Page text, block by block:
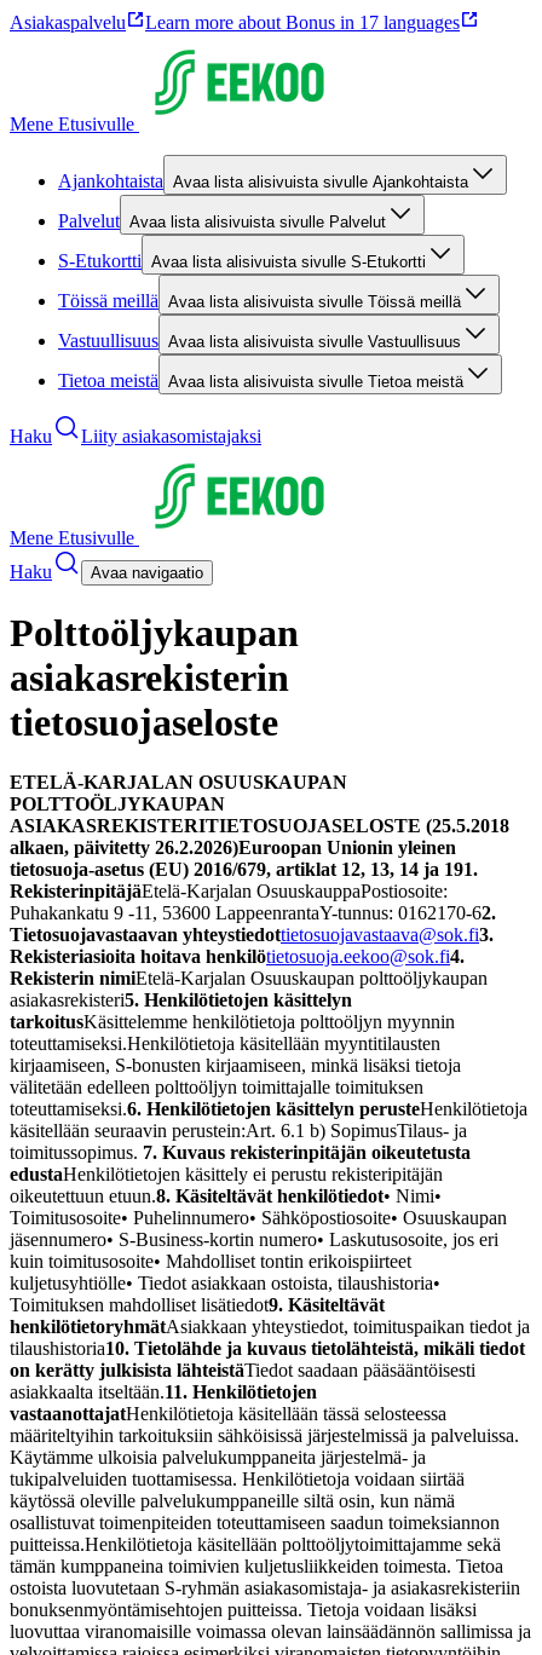
Asiakaspalvelu Learn more about Bonus in 17 languages
Mene Etusivulle
Ajankohtaista Avaa lista alisivuista sivulle Ajankohtaista
Palvelut Avaa lista alisivuista sivulle Palvelut
S-Etukortti Avaa lista alisivuista sivulle S-Etukortti
Töissä meillä Avaa lista alisivuista sivulle Töissä meillä
Vastuullisuus Avaa lista alisivuista sivulle Vastuullisuus
Tietoa meistä Avaa lista alisivuista sivulle Tietoa meistä
Haku Liity asiakasomistajaksi
Mene Etusivulle
Haku
Avaa navigaatio
Polttoöljykaupan
asiakasrekisterin
tietosuojaseloste
ETELÄ-KARJALAN OSUUSKAUPAN
POLTTOÖLJYKAUPAN
ASIAKASREKISTERITIETOSUOJASELOSTE (25.5.2018
alkaen, päivitetty 26.2.2026)Euroopan Unionin yleinen
tietosuoja-asetus (EU) 2016/679, artiklat 12, 13, 14 ja 191.
RekisterinpitäjäEtelä-Karjalan OsuuskauppaPostiosoite:
Puhakankatu 9 -11, 53600 LappeenrantaY-tunnus: 0162170-62.
Tietosuojavastaavan yhteystiedottietosuojavastaava@sok.fi3.
Rekisteriasioita hoitava henkilötietosuoja.eekoo@sok.fi4.
Rekisterin nimiEtelä-Karjalan Osuuskaupan polttoöljykaupan
asiakasrekisteri5. Henkilötietojen käsittelyn
tarkoitusKäsittelemme henkilötietoja polttoöljyn myynnin
toteuttamiseksi.Henkilötietoja käsitellään myyntitilausten
kirjaamiseen, S-bonusten kirjaamiseen, minkä lisäksi tietoja
välitetään edelleen polttoöljyn toimittajalle toimituksen
toteuttamiseksi.6. Henkilötietojen käsittelyn perusteHenkilötietoja
käsitellään seuraavin perustein:Art. 6.1 b) SopimusTilaus- ja
toimitussopimus. 7. Kuvaus rekisterinpitäjän oikeutetusta
edustaHenkilötietojen käsittely ei perustu rekisteripitäjän
oikeutettuun etuun.8. Käsiteltävät henkilötiedot• Nimi•
Toimitusosoite• Puhelinnumero• Sähköpostiosoite• Osuuskaupan
jäsennumero• S-Business-kortin numero• Laskutusosoite, jos eri
kuin toimitusosoite• Mahdolliset tontin erikoispiirteet
kuljetusyhtiölle• Tiedot asiakkaan ostoista, tilaushistoria•
Toimituksen mahdolliset lisätiedot9. Käsiteltävät
henkilötietoryhmätAsiakkaan yhteystiedot, toimituspaikan tiedot ja
tilaushistoria10. Tietolähde ja kuvaus tietolähteistä, mikäli tiedot
on kerätty julkisista lähteistäTiedot saadaan pääsääntöisesti
asiakkaalta itseltään.11. Henkilötietojen
vastaanottajatHenkilötietoja käsitellään tässä selosteessa
määriteltyihin tarkoituksiin sähköisissä järjestelmissä ja palveluissa.
Käytämme ulkoisia palvelukumppaneita järjestelmä- ja
tukipalveluiden tuottamisessa. Henkilötietoja voidaan siirtää
käytössä oleville palvelukumppaneille siltä osin, kun nämä
osallistuvat toimenpiteiden toteuttamiseen saadun toimeksiannon
puitteissa.Henkilötietoja käsitellään polttoöljytoimittajamme sekä
tämän kumppaneina toimivien kuljetusliikkeiden toimesta. Tietoa
ostoista luovutetaan S-ryhmän asiakasomistaja- ja asiakasrekisteriin
bonuksenmyöntämisehtojen puitteissa. Tietoja voidaan lisäksi
luovuttaa viranomaisille voimassa olevan lainsäädännön sallimissa ja